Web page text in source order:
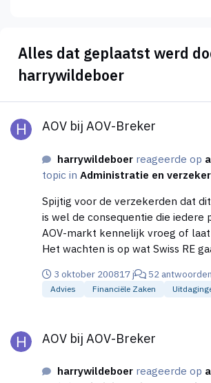
Alles dat geplaatst werd
harrywildeboer
AOV bij AOV-Breker
harrywildeboer reageerde op
topic in Administratie en
Spijtig voor de verzekerden dat
is wel de consequentie die iedere
AOV-markt kennelijk vroeg of
Het wachten is op wat Swiss RE
daar op korte termijn ook de
getrokken (een lot dat Phizur al
nieuwe innovatieve toetreders op
toch te herleiden tot extreme
3 oktober 200817 j 52 antwoorden
Advies Financiële Zaken
AOV bij AOV-Breker
harrywildeboer reageerde op